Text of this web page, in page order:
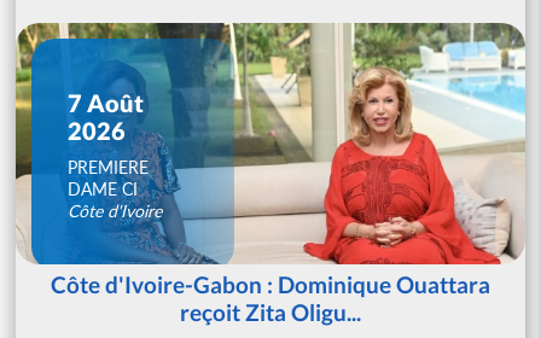
7 Août
2026
PREMIERE
DAME CI
Côte d'Ivoire
Côte d'Ivoire-Gabon : Dominique Ouattara
reçoit Zita Oligu...